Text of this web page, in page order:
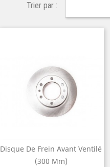
Trier par :
Disque De Frein Avant Ventilé
(300 Mm)
Aperçu rapide